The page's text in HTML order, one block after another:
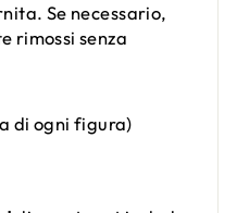
Se necessario,
rimossi senza
di ogni figura)